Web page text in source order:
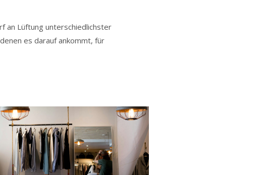
an Lüftung unterschiedlichster
es darauf ankommt, für